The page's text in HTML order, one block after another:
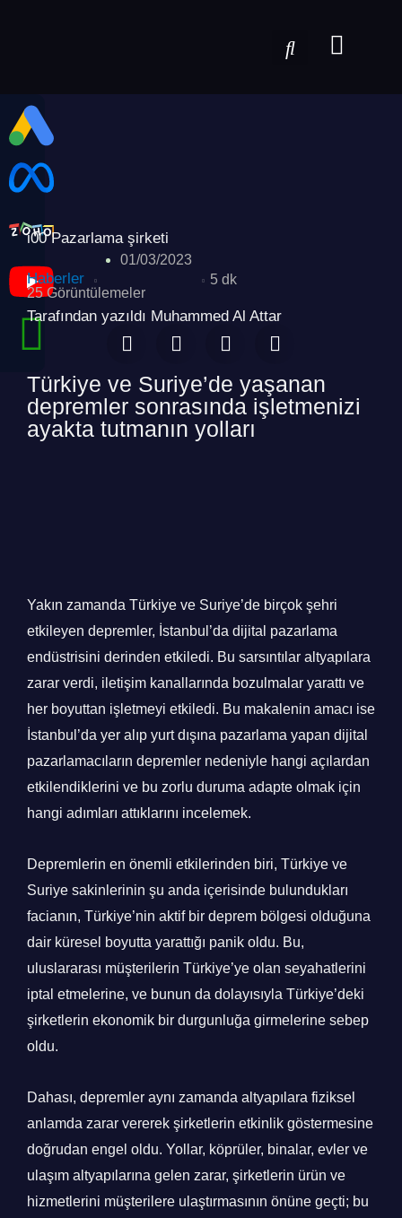
i00 Pazarlama şirketi
Haberler
01/03/2023
5 dk
25 Görüntülemeler
Tarafından yazıldı Muhammed Al Attar
Türkiye ve Suriye’de yaşanan
depremler sonrasında işletmenizi
ayakta tutmanın yolları
Yakın zamanda Türkiye ve Suriye’de birçok şehri
etkileyen depremler, İstanbul’da dijital pazarlama
endüstrisini derinden etkiledi. Bu sarsıntılar altyapılara
zarar verdi, iletişim kanallarında bozulmalar yarattı ve
her boyuttan işletmeyi etkiledi. Bu makalenin amacı ise
İstanbul’da yer alıp yurt dışına pazarlama yapan dijital
pazarlamacıların depremler nedeniyle hangi açılardan
etkilendiklerini ve bu zorlu duruma adapte olmak için
hangi adımları attıklarını incelemek.
Depremlerin en önemli etkilerinden biri, Türkiye ve
Suriye sakinlerinin şu anda içerisinde bulundukları
facianın, Türkiye’nin aktif bir deprem bölgesi olduğuna
dair küresel boyutta yarattığı panik oldu. Bu,
uluslararası müşterilerin Türkiye’ye olan seyahatlerini
iptal etmelerine, ve bunun da dolayısıyla Türkiye’deki
şirketlerin ekonomik bir durgunluğa girmelerine sebep
oldu.
Dahası, depremler aynı zamanda altyapılara fiziksel
anlamda zarar vererek şirketlerin etkinlik göstermesine
doğrudan engel oldu. Yollar, köprüler, binalar, evler ve
ulaşım altyapılarına gelen zarar, şirketlerin ürün ve
hizmetlerini müşterilere ulaştırmasının önüne geçti; bu